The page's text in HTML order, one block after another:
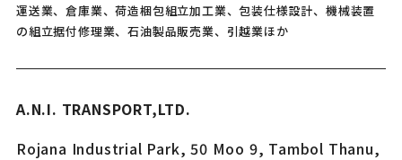
運送業、倉庫業、荷造梱包組立加工業、包装仕様設計、機械装置
の組立据付修理業、石油製品販売業、引越業ほか
A.N.I. TRANSPORT,LTD.
Rojana Industrial Park, 50 Moo 9, Tambol Thanu,